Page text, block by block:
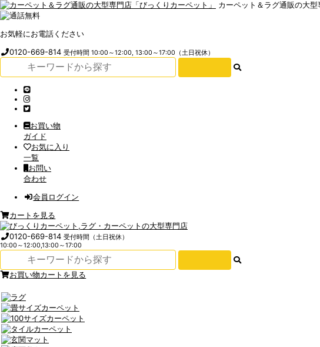
カーペット＆ラグ通販の大型
お気軽にお電話ください
0120-669-814受付時間 10:00～12:00, 13:00～17:00（土日祝休）
お買い物
ガイド
お気に入り
一覧
お問い
合わせ
会員ログイン
カートを見る
0120-669-814受付時間（土日祝休）
10:00～12:00,13:00～17:00
お買い物カートを見る